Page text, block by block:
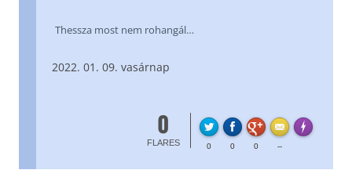
Thessza most nem rohangál…
01. 09. vasárnap
0
FLARES 0 0 0 --
Made with